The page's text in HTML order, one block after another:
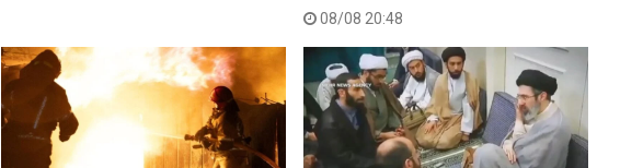
08/08 20:48